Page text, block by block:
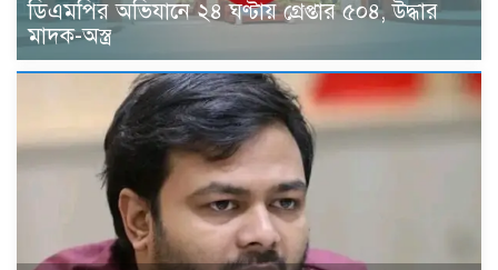
ডিএমপির অভিযানে ২৪ ঘণ্টায় গ্রেপ্তার ৫০৪, উদ্ধার
মাদক-অস্ত্র